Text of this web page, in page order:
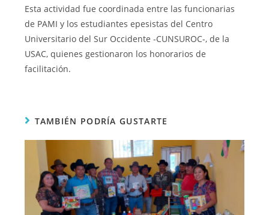
Esta actividad fue coordinada entre las funcionarias
de PAMI y los estudiantes epesistas del Centro
Universitario del Sur Occidente -CUNSUROC-, de la
USAC, quienes gestionaron los honorarios de
facilitación.
TAMBIÉN PODRÍA GUSTARTE